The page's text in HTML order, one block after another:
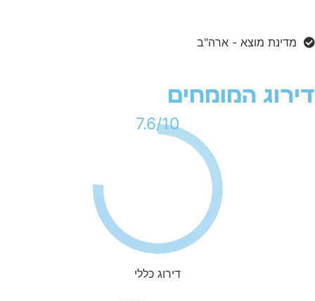
מדינת מוצא - ארה"ב
המומחים
10/
7.6
דירוג כללי